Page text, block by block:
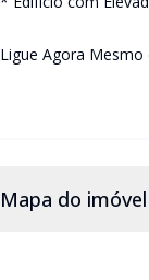
Ligue Agora Mesmo
Mapa do imóvel